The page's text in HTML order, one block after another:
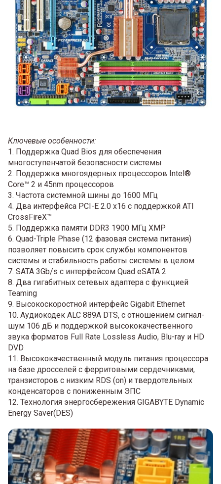
Ключевые особенности:
1. Поддержка Quad Bios для обеспечения
многоступенчатой безопасности системы
2. Поддержка многоядерных процессоров Intel®
Core™ 2 и 45nm процессоров
3. Частота системной шины до 1600 МГц
4. Два интерфейса PCI-E 2.0 x16 с поддержкой ATI
CrossFireX™
5. Поддержка памяти DDR3 1900 МГц XMP
6. Quad-Triple Phase (12 фазовая система питания)
позволяет повысить срок службы компонентов
системы и стабильность работы системы в целом
7. SATA 3Gb/s с интерфейсом Quad eSATA 2
8. Два гигабитных сетевых адаптера с функцией
Teaming
9. Высокоскоростной интерфейс Gigabit Ethernet
10. Аудиокодек ALC 889A DTS, с отношением сигнал-
шум 106 дБ и поддержкой высококачественного
звука форматов Full Rate Lossless Audio, Blu-ray и HD
DVD
11. Высококачественный модуль питания процессора
на базе дросселей с ферритовыми сердечниками,
транзисторов с низким RDS (on) и твердотельных
конденсаторов с пониженным ЭПС
12. Технология энергосбережения GIGABYTE Dynamic
Energy Saver(DES)